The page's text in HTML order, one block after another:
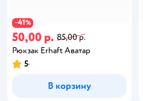
−41%
50,00 р. 85,00 р.
Рюкзак Erhaft Аватар
5
В корзину